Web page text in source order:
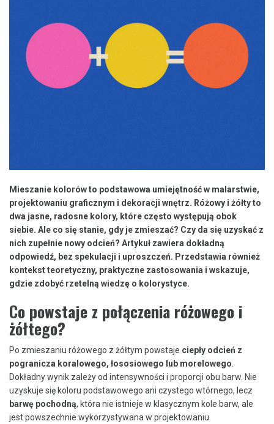
Mieszanie kolorów to podstawowa umiejętność w malarstwie,
projektowaniu graficznym i dekoracji wnętrz. Różowy i żółty to
dwa jasne, radosne kolory, które często występują obok
siebie. Ale co się stanie, gdy je zmieszać? Czy da się uzyskać z
nich zupełnie nowy odcień? Artykuł zawiera dokładną
odpowiedź, bez spekulacji i uproszczeń. Przedstawia również
kontekst teoretyczny, praktyczne zastosowania i wskazuje,
gdzie zdobyć rzetelną wiedzę o kolorystyce.
Co powstaje z połączenia różowego i
żółtego?
Po zmieszaniu różowego z żółtym powstaje ciepły odcień z
pogranicza koralowego, łososiowego lub morelowego
Dokładny wynik zależy od intensywności i proporcji obu barw. Nie
uzyskuje się koloru podstawowego ani czystego wtórnego, lecz
barwę pochodną, która nie istnieje w klasycznym kole barw, ale
jest powszechnie wykorzystywana w projektowaniu.